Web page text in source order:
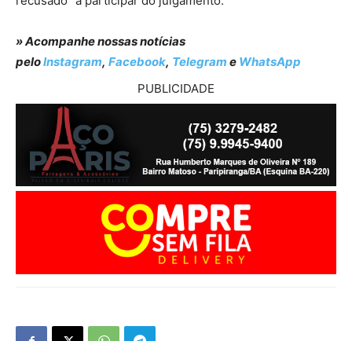
» Acompanhe nossas notícias
peloInstagram, Facebook, Telegram e WhatsApp
PUBLICIDADE